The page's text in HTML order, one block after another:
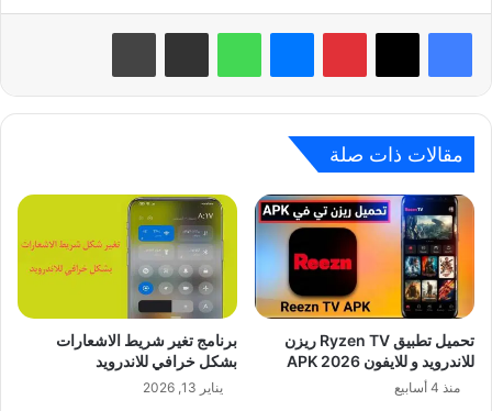
بينتيريست واتساب
مقالات ذات صلة
تحميل تطبيق Ryzen TV ريزن
للاندرويد و للايفون APK 2026
منذ 4 أسابيع
برنامج تغير شريط الاشعارات
بشكل خرافي للاندرويد
يناير 13, 2026